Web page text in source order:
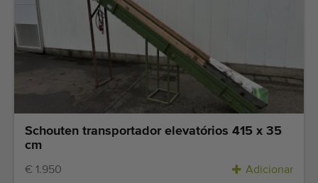
Schouten transportador elevatórios 415 x 35
cm
€ 1.950 Adicionar